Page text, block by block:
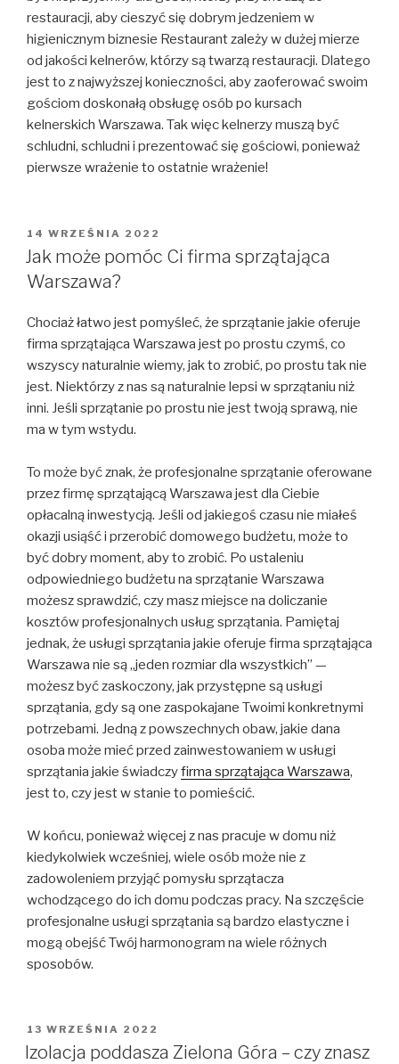
restauracji, aby cieszyć się dobrym jedzeniem w
higienicznym biznesie Restaurant zależy w dużej mierze
od jakości kelnerów, którzy są twarzą restauracji. Dlatego
jest to z najwyższej konieczności, aby zaoferować swoim
gościom doskonałą obsługę osób po kursach
kelnerskich Warszawa. Tak więc kelnerzy muszą być
schludni, schludni i prezentować się gościowi, ponieważ
pierwsze wrażenie to ostatnie wrażenie!
OPUBLIKOWANE
W
14 WRZEŚNIA 2022
Jak może pomóc Ci firma sprzątająca
Warszawa?
Chociaż łatwo jest pomyśleć, że sprzątanie jakie oferuje
firma sprzątająca Warszawa jest po prostu czymś, co
wszyscy naturalnie wiemy, jak to zrobić, po prostu tak nie
jest. Niektórzy z nas są naturalnie lepsi w sprzątaniu niż
inni. Jeśli sprzątanie po prostu nie jest twoją sprawą, nie
ma w tym wstydu.
To może być znak, że profesjonalne sprzątanie oferowane
przez firmę sprzątającą Warszawa jest dla Ciebie
opłacalną inwestycją. Jeśli od jakiegoś czasu nie miałeś
okazji usiąść i przerobić domowego budżetu, może to
być dobry moment, aby to zrobić. Po ustaleniu
odpowiedniego budżetu na sprzątanie Warszawa
możesz sprawdzić, czy masz miejsce na doliczanie
kosztów profesjonalnych usług sprzątania. Pamiętaj
jednak, że usługi sprzątania jakie oferuje firma sprzątająca
Warszawa nie są „jeden rozmiar dla wszystkich” —
możesz być zaskoczony, jak przystępne są usługi
sprzątania, gdy są one zaspokajane Twoimi konkretnymi
potrzebami. Jedną z powszechnych obaw, jakie dana
osoba może mieć przed zainwestowaniem w usługi
sprzątania jakie świadczyfirma sprzątająca Warszawa,
jest to, czy jest w stanie to pomieścić.
W końcu, ponieważ więcej z nas pracuje w domu niż
kiedykolwiek wcześniej, wiele osób może nie z
zadowoleniem przyjąć pomysłu sprzątacza
wchodzącego do ich domu podczas pracy. Na szczęście
profesjonalne usługi sprzątania są bardzo elastyczne i
mogą obejść Twój harmonogram na wiele różnych
sposobów.
OPUBLIKOWANE
W
13 WRZEŚNIA 2022
Izolacja poddasza Zielona Góra – czy znasz